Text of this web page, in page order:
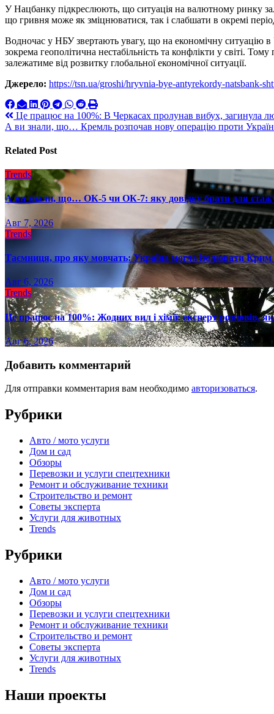
У Нацбанку підкреслюють, що ситуація на валютному ринку
що гривня може як зміцнюватися, так і слабшати в окремі
Водночас у НБУ звертають увагу, що на економічну ситуацію
зокрема геополітична нестабільність та конфлікти у світі.
залежатиме від розвитку глобальної економічної ситуації.
Джерело: https://tsn.ua/groshi/hryvnia-bye-antyrekordy-natsbank-
Навигация
по
записям
Це працює на 100%: В Черкасах пролунав вибух, загинула
А ви знали, що… Кремль розпочав нову операцію проти
Related Post
Trends
А ви знали, що… ОК-5 чи ОК-7: яку довідку брати для
Авг 7, 2026
Trends
Таємниця, про яку мовчать: Україна могла ізолювати
Авг 6, 2026
Trends
Це працює на 100%: Жодних вил і хімії: експерт розповів,
Авг 6, 2026
Добавить комментарий
Для отправки комментария вам необходимо авторизоваться.
Рубрики
Авто / мото услуги
Дом и сад
Обзоры
Перевозки и услуги спецтехники
Ремонт и обслуживание техники
Строительство и ремонт
Советы эксперта
Услуги для животных
Trends
Рубрики
Авто / мото услуги
Дом и сад
Обзоры
Перевозки и услуги спецтехники
Ремонт и обслуживание техники
Строительство и ремонт
Советы эксперта
Услуги для животных
Trends
Наши проекты